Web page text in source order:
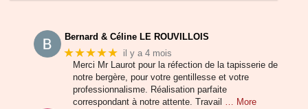
Bernard & Céline LE ROUVILLOIS
★★★★★ il y a 4 mois
Merci Mr Laurot pour la réfection de la tapisserie de
notre bergère, pour votre gentillesse et votre
professionnalisme. Réalisation parfaite
correspondant à notre attente. Travail … More